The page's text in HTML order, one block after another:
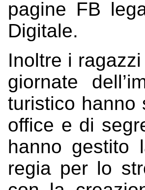
pagine FB
Digitale.
Inoltre i
giornate
turistico hanno
office e di
hanno gestito
regia per lo